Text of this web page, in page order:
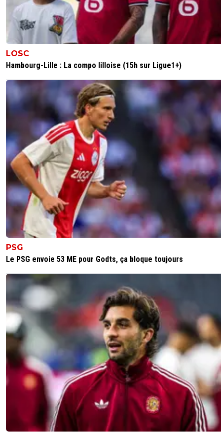
LOSC
Hambourg-Lille : La compo lilloise (15h sur Ligue1+)
PSG
Le PSG envoie 53 ME pour Godts, ça bloque toujours